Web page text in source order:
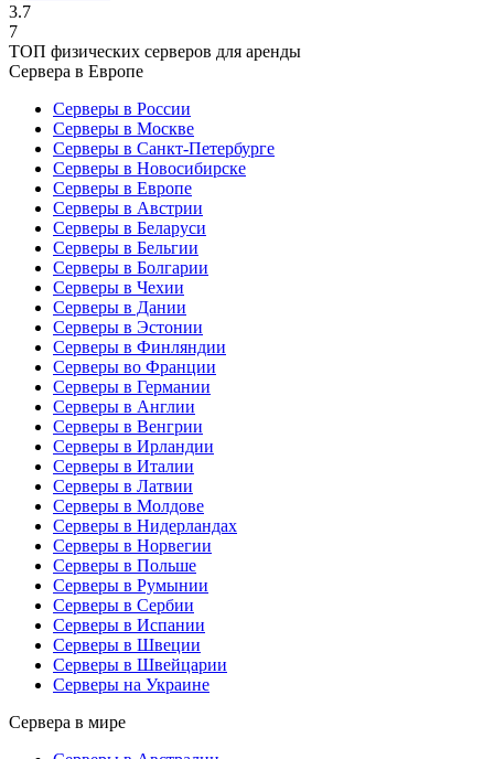
3.7
7
ТОП физических серверов для аренды
Сервера в Европе
Серверы в России
Серверы в Москве
Серверы в Санкт-Петербурге
Серверы в Новосибирске
Серверы в Европе
Серверы в Австрии
Серверы в Беларуси
Серверы в Бельгии
Серверы в Болгарии
Серверы в Чехии
Серверы в Дании
Серверы в Эстонии
Серверы в Финляндии
Серверы во Франции
Серверы в Германии
Серверы в Англии
Серверы в Венгрии
Серверы в Ирландии
Серверы в Италии
Серверы в Латвии
Серверы в Молдове
Серверы в Нидерландах
Серверы в Норвегии
Серверы в Польше
Серверы в Румынии
Серверы в Сербии
Серверы в Испании
Серверы в Швеции
Серверы в Швейцарии
Серверы на Украине
Сервера в мире